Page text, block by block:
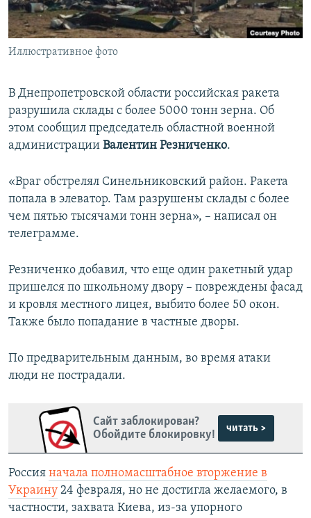
КРЫМ.НЕПОКОРЕННЫЙ
ELIFBE
УКРАИНСКАЯ ПРОБЛЕМА КРЫМА
Иллюстративное фото
В Днепропетровской области российская ракета
разрушила склады с более 5000 тонн зерна. Об
этом сообщил председатель областной военной
администрации Валентин Резниченко.
«Враг обстрелял Синельниковский район. Ракета
попала в элеватор. Там разрушены склады с более
чем пятью тысячами тонн зерна», – написал он
телеграмме.
Резниченко добавил, что еще один ракетный удар
пришелся по школьному двору – повреждены фасад
и кровля местного лицея, выбито более 50 окон.
Также было попадание в частные дворы.
По предварительным данным, во время атаки
люди не пострадали.
Сайт заблокирован?
Обойдите блокировку!
читать >
Россия начала полномасштабное вторжение в
Украину 24 февраля, но не достигла желаемого, в
частности, захвата Киева, из-за упорного